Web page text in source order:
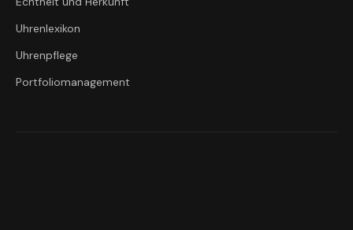
Uhrenlexikon
Uhrenpflege
Portfoliomanagement